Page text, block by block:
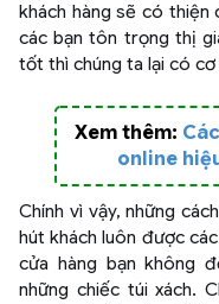
khách hàng sẽ có thiện
các bạn tôn trọng thị
tốt thì chúng ta lại có
Xem thêm:
online
Chính vì vậy, những
hút khách luôn được
cửa hàng bạn không
những chiếc túi xách.